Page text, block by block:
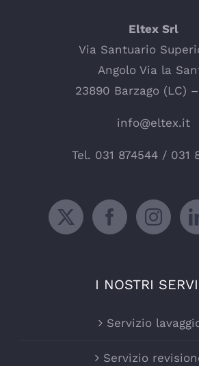
Eltex Srl
Via Santuario
Angolo Via la
23890 Barzago (LC)
info@eltex.it
Tel. 031 874544/ 031
I NOSTRI
Servizio
Servizio